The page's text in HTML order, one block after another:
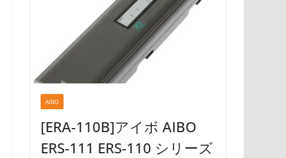
AIBO
[ERA-110B]アイボ AIBO
ERS-111 ERS-110 シリーズ